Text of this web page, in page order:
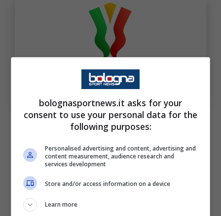
Niente Piazza Maggiore,
l’annuncio di Lepore
Ecco le motivazioni sui social del sindaco
della città:
bolognasportnews.it asks for your
consent to use your personal data for the
following purposes:
Personalised advertising and content, advertising and
content measurement, audience research and
services development
Store and/or access information on a device
Learn more